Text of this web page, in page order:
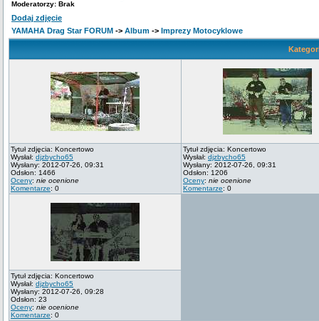
Moderatorzy: Brak
Dodaj zdjęcie
YAMAHA Drag Star FORUM -> Album -> Imprezy Motocyklowe
Tytuł zdjęcia: Koncertowo
Wysłał: djzbycho65
Wysłany: 2012-07-26, 09:31
Odsłon: 1466
Oceny: nie ocenione
Komentarze: 0
Tytuł zdjęcia: Koncertowo
Wysłał: djzbycho65
Wysłany: 2012-07-26, 09:31
Odsłon: 1206
Oceny: nie ocenione
Komentarze: 0
Tytuł zdjęcia: Koncertowo
Wysłał: djzbycho65
Wysłany: 2012-07-26, 09:28
Odsłon: 23
Oceny: nie ocenione
Komentarze: 0